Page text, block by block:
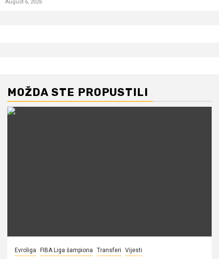
MOŽDA STE PROPUSTILI
Evroliga FIBA Liga šampiona Transferi Vijesti